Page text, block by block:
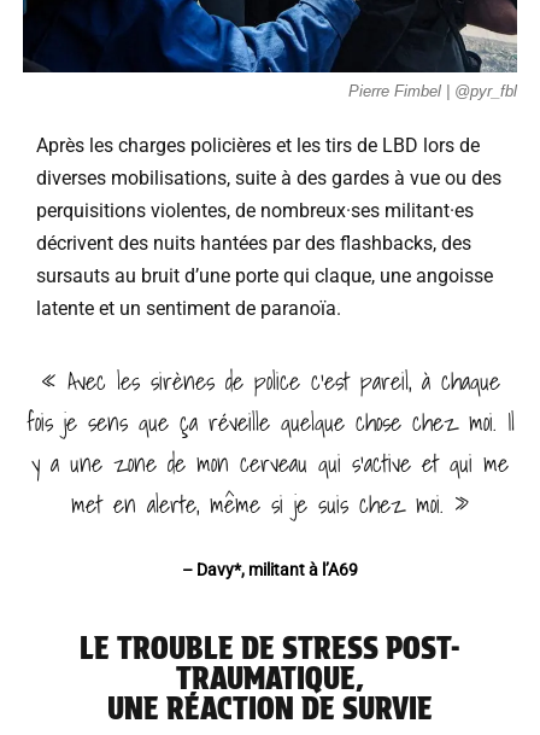
Pierre Fimbel | @pyr_fbl
Après les charges policières et les tirs de LBD lors de
diverses mobilisations, suite à des gardes à vue ou des
perquisitions violentes, de nombreux·ses militant·es
décrivent des nuits hantées par des flashbacks, des
sursauts au bruit d’une porte qui claque, une angoisse
latente et un sentiment de paranoïa.
« Avec les sirènes de police c’est pareil, à chaque
fois je sens que ça réveille quelque chose chez moi. Il
y a une zone de mon cerveau qui s’active et qui me
met en alerte, même si je suis chez moi. »
– Davy*, militant à l’A69
LE TROUBLE DE STRESS POST-
TRAUMATIQUE,
UNE RÉACTION DE SURVIE